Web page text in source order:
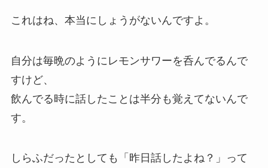
これはね、本当にしょうがないんですよ。
自分は毎晩のようにレモンサワーを呑んでるんで
すけど、
飲んでる時に話したことは半分も覚えてないんで
す。
しらふだったとしても「昨日話したよね？」って